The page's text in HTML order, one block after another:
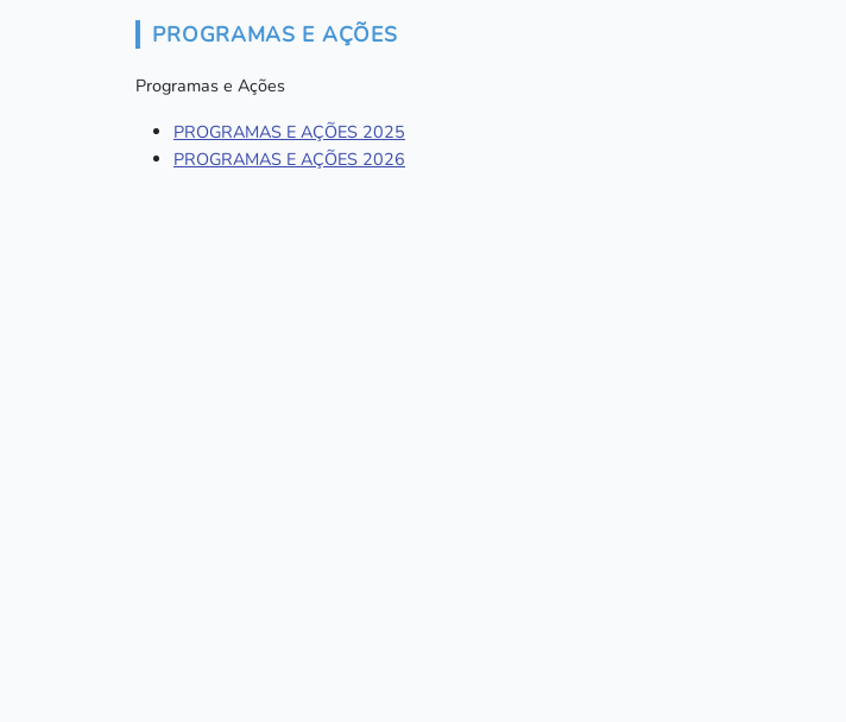
PROGRAMAS E AÇÕES
Programas e Ações
PROGRAMAS E AÇÕES 2025
PROGRAMAS E AÇÕES 2026